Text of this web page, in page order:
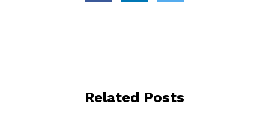
Related Posts